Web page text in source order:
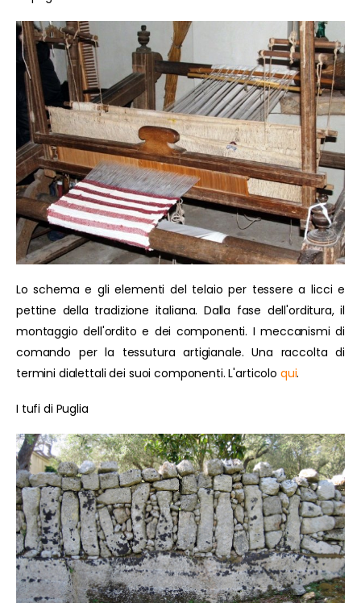
Lo schema e gli elementi del telaio per tessere a licci e
pettine della tradizione italiana. Dalla fase dell'orditura, il
montaggio dell'ordito e dei componenti. I meccanismi di
comando per la tessutura artigianale. Una raccolta di
termini dialettali dei suoi componenti. L'articolo qui.
I tufi di Puglia